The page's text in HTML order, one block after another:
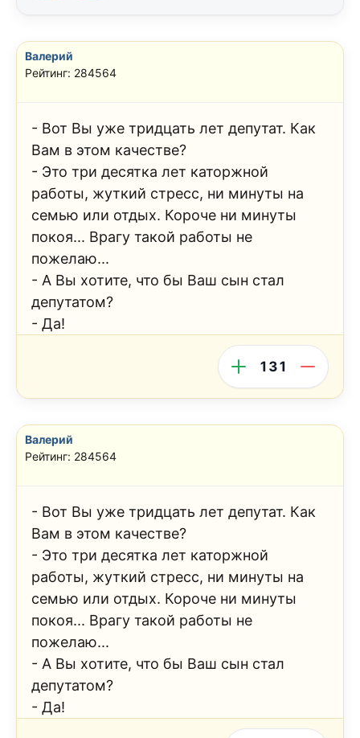
Валерий
Рейтинг: 284564
- Вот Вы уже тридцать лет депутат. Как
Вам в этом качестве?
- Это три десятка лет каторжной
работы, жуткий стресс, ни минуты на
семью или отдых. Короче ни минуты
покоя... Врагу такой работы не
пожелаю...
- А Вы хотите, что бы Ваш сын стал
депутатом?
- Да!
131
Валерий
Рейтинг: 284564
- Вот Вы уже тридцать лет депутат. Как
Вам в этом качестве?
- Это три десятка лет каторжной
работы, жуткий стресс, ни минуты на
семью или отдых. Короче ни минуты
покоя... Врагу такой работы не
пожелаю...
- А Вы хотите, что бы Ваш сын стал
депутатом?
- Да!